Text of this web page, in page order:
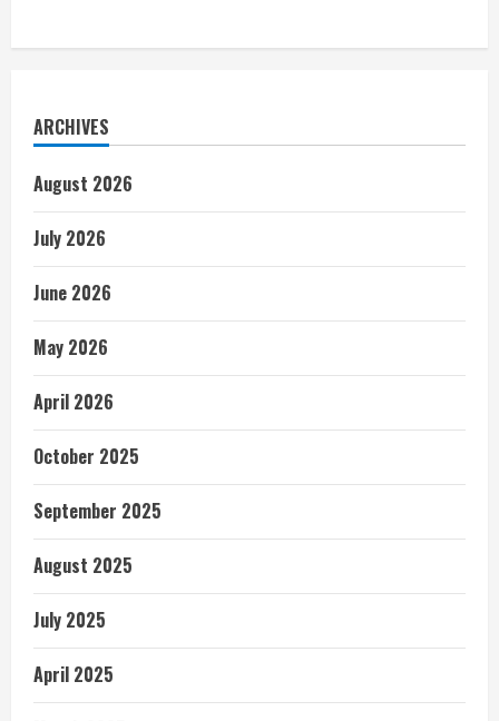
ARCHIVES
August 2026
July 2026
June 2026
May 2026
April 2026
October 2025
September 2025
August 2025
July 2025
April 2025